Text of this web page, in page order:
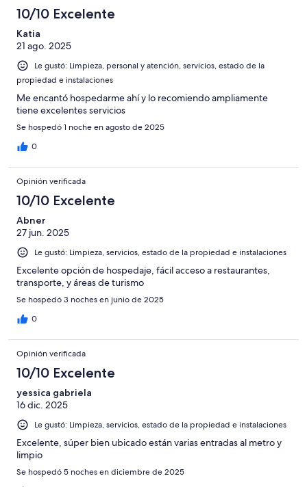
10/10 Excelente
Katia
21 ago. 2025
Le gustó: Limpieza, personal y atención, servicios, estado de la
propiedad e instalaciones
Me encantó hospedarme ahí y lo recomiendo ampliamente
tiene excelentes servicios
Se hospedó 1 noche en agosto de 2025
0
Opinión verificada
10/10 Excelente
Abner
27 jun. 2025
Le gustó: Limpieza, servicios, estado de la propiedad e instalaciones
Excelente opción de hospedaje, fácil acceso a restaurantes,
transporte, y áreas de turismo
Se hospedó 3 noches en junio de 2025
0
Opinión verificada
10/10 Excelente
yessica gabriela
16 dic. 2025
Le gustó: Limpieza, servicios, estado de la propiedad e instalaciones
Excelente, súper bien ubicado están varias entradas al metro y
limpio
Se hospedó 5 noches en diciembre de 2025